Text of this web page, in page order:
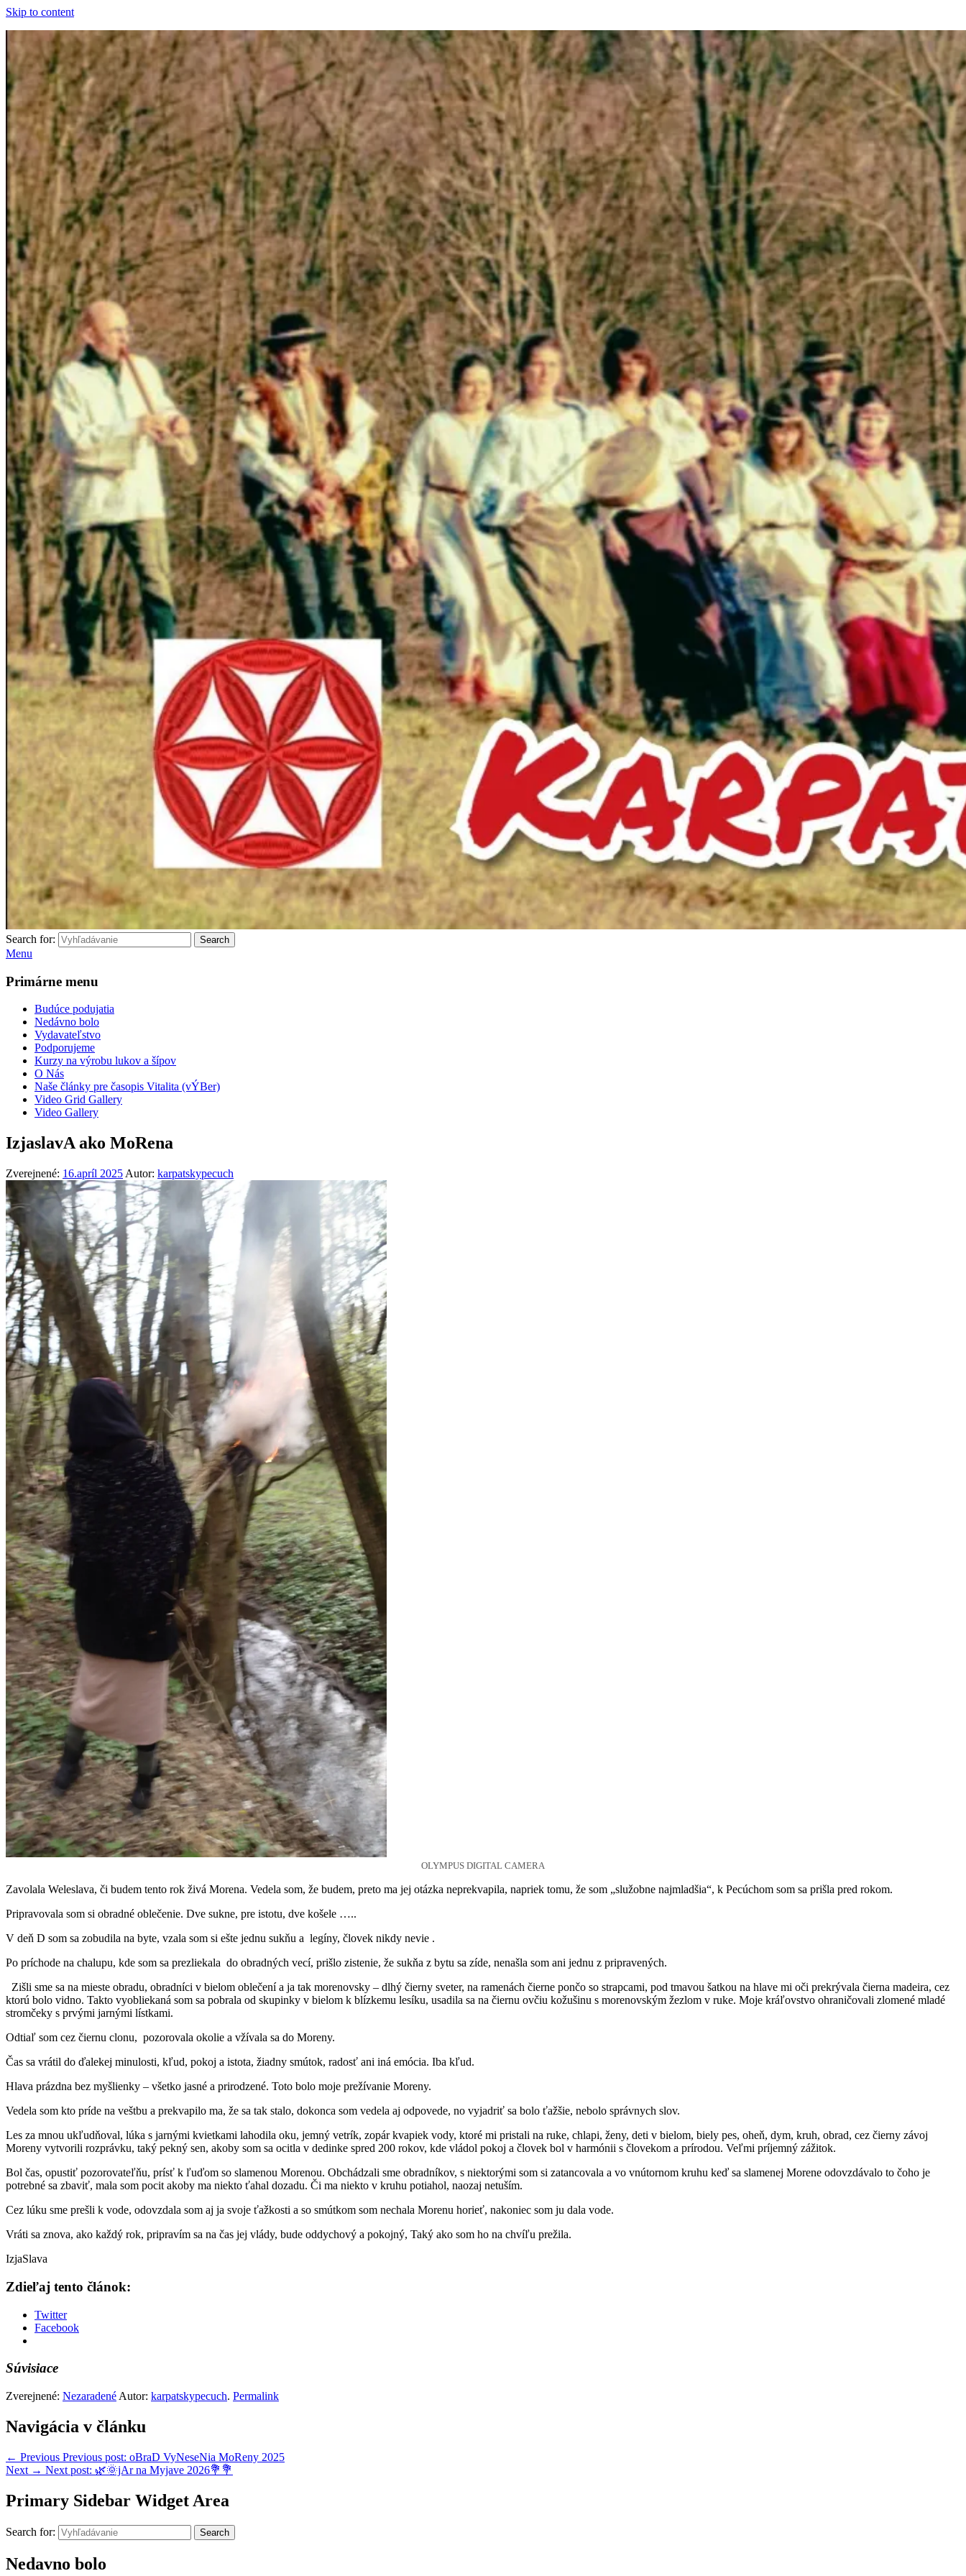
Skip to content
Search for: Search
Menu
Primárne menu
Budúce podujatia
Nedávno bolo
Vydavateľstvo
Podporujeme
Kurzy na výrobu lukov a šípov
O Nás
Naše články pre časopis Vitalita (vÝBer)
Video Grid Gallery
Video Gallery
IzjaslavA ako MoRena
Zverejnené: 16.apríl 2025 Autor: karpatskypecuch
OLYMPUS DIGITAL CAMERA
Zavolala Weleslava, či budem tento rok živá Morena. Vedela som, že budem, preto ma jej otázka neprekvapila, napriek tomu, že som „služobne najmladšia“, k Pecúchom som sa prišla pred rokom.
Pripravovala som si obradné oblečenie. Dve sukne, pre istotu, dve košele …..
V deň D som sa zobudila na byte, vzala som si ešte jednu sukňu a legíny, človek nikdy nevie .
Po príchode na chalupu, kde som sa prezliekala do obradných vecí, prišlo zistenie, že sukňa z bytu sa zíde, nenašla som ani jednu z pripravených.
Zišli sme sa na mieste obradu, obradníci v bielom oblečení a ja tak morenovsky – dlhý čierny sveter, na ramenách čierne pončo so strapcami, pod tmavou šatkou na hlave mi oči prekrývala čierna madeira, cez
ktorú bolo vidno. Takto vyobliekaná som sa pobrala od skupinky v bielom k blízkemu lesíku, usadila sa na čiernu ovčiu kožušinu s morenovským žezlom v ruke. Moje kráľovstvo ohraničovali zlomené mladé
stromčeky s prvými jarnými lístkami.
Odtiaľ som cez čiernu clonu, pozorovala okolie a vžívala sa do Moreny.
Čas sa vrátil do ďalekej minulosti, kľud, pokoj a istota, žiadny smútok, radosť ani iná emócia. Iba kľud.
Hlava prázdna bez myšlienky – všetko jasné a prirodzené. Toto bolo moje prežívanie Moreny.
Vedela som kto príde na veštbu a prekvapilo ma, že sa tak stalo, dokonca som vedela aj odpovede, no vyjadriť sa bolo ťažšie, nebolo správnych slov.
Les za mnou ukľudňoval, lúka s jarnými kvietkami lahodila oku, jemný vetrík, zopár kvapiek vody, ktoré mi pristali na ruke, chlapi, ženy, deti v bielom, biely pes, oheň, dym, kruh, obrad, cez čierny závoj
Moreny vytvorili rozprávku, taký pekný sen, akoby som sa ocitla v dedinke spred 200 rokov, kde vládol pokoj a človek bol v harmónii s človekom a prírodou. Veľmi príjemný zážitok.
Bol čas, opustiť pozorovateľňu, prísť k ľuďom so slamenou Morenou. Obchádzali sme obradníkov, s niektorými som si zatancovala a vo vnútornom kruhu keď sa slamenej Morene odovzdávalo to čoho je
potrebné sa zbaviť, mala som pocit akoby ma niekto ťahal dozadu. Či ma niekto v kruhu potiahol, naozaj netuším.
Cez lúku sme prešli k vode, odovzdala som aj ja svoje ťažkosti a so smútkom som nechala Morenu horieť, nakoniec som ju dala vode.
Vráti sa znova, ako každý rok, pripravím sa na čas jej vlády, bude oddychový a pokojný, Taký ako som ho na chvíľu prežila.
IzjaSlava
Zdieľaj tento článok:
Twitter
Facebook
Súvisiace
Zverejnené: Nezaradené Autor: karpatskypecuch. Permalink
Navigácia v článku
← Previous Previous post: oBraD VyNeseNia MoReny 2025
Next → Next post: 🌿🌞jAr na Myjave 2026💐💐
Primary Sidebar Widget Area
Search for: Search
Nedavno bolo